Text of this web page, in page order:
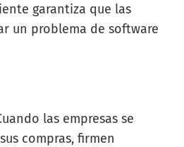
garantiza que las
un problema de software
las empresas se
compras, firmen